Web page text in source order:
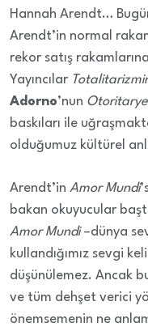
Hannah Arendt…
Arendt’in normal
rekor satış
Yayıncılar
Adorno’nun
baskıları ile
olduğumuz kültürel
Arendt’in Amor Mundi
bakan okuyucular
Amor Mundi–dünya
kullandığımız sevgi
düşünülemez. Ancak
ve tüm dehşet verici
önemsemenin ne